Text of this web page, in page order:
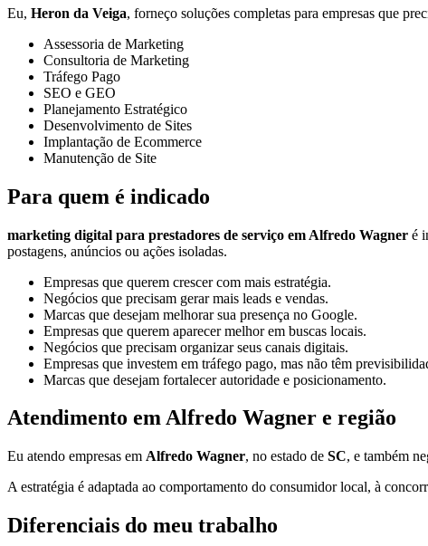
Eu, Heron da Veiga, forneço soluções completas para empresas que
Assessoria de Marketing
Consultoria de Marketing
Tráfego Pago
SEO e GEO
Planejamento Estratégico
Desenvolvimento de Sites
Implantação de Ecommerce
Manutenção de Site
Para quem é indicado
marketing digital para prestadores de serviço em Alfredo Wagner é
postagens, anúncios ou ações isoladas.
Empresas que querem crescer com mais estratégia.
Negócios que precisam gerar mais leads e vendas.
Marcas que desejam melhorar sua presença no Google.
Empresas que querem aparecer melhor em buscas locais.
Negócios que precisam organizar seus canais digitais.
Empresas que investem em tráfego pago, mas não têm
Marcas que desejam fortalecer autoridade e posicionamento.
Atendimento em Alfredo Wagner e região
Eu atendo empresas em Alfredo Wagner, no estado de SC, e também
A estratégia é adaptada ao comportamento do consumidor local, à
Diferenciais do meu trabalho